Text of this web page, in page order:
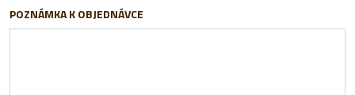
POZNÁMKA K OBJEDNÁVCE